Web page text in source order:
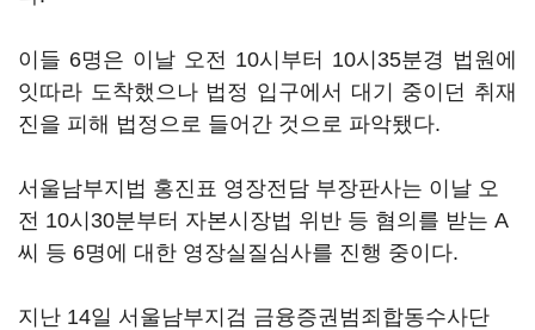
이들 6명은 이날 오전 10시부터 10시35분경 법원에
잇따라 도착했으나 법정 입구에서 대기 중이던 취재
진을 피해 법정으로 들어간 것으로 파악됐다.
서울남부지법 홍진표 영장전담 부장판사는 이날 오
전 10시30분부터 자본시장법 위반 등 혐의를 받는 A
씨 등 6명에 대한 영장실질심사를 진행 중이다.
지난 14일 서울남부지검 금융증권범죄합동수사단